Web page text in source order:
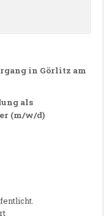
in Görlitz am
als
(m/w/d)